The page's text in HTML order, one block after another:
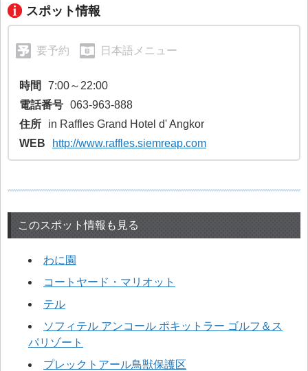
スポット情報
要予約 日本語メニュー
時間
7:00～22:00
電話番号 063-963-888
住所
in Raffles Grand Hotel d' Angkor
WEB
http://www.raffles.siemreap.com
このスポット情報も見る
わに園
コートヤード・マリオット
テル
ソフィテル アンコール ポキットラー ゴルフ＆ス
パリゾート
プレックトアール鳥獣保護区